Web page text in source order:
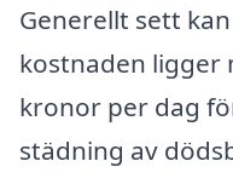
Generellt sett
kostnaden ligger
kronor per dag
städning av